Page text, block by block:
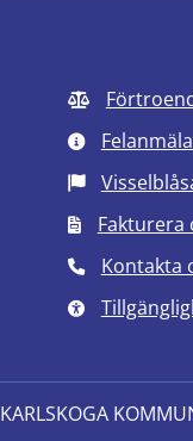
Fakturera
Kontakta
KARLSKOGA